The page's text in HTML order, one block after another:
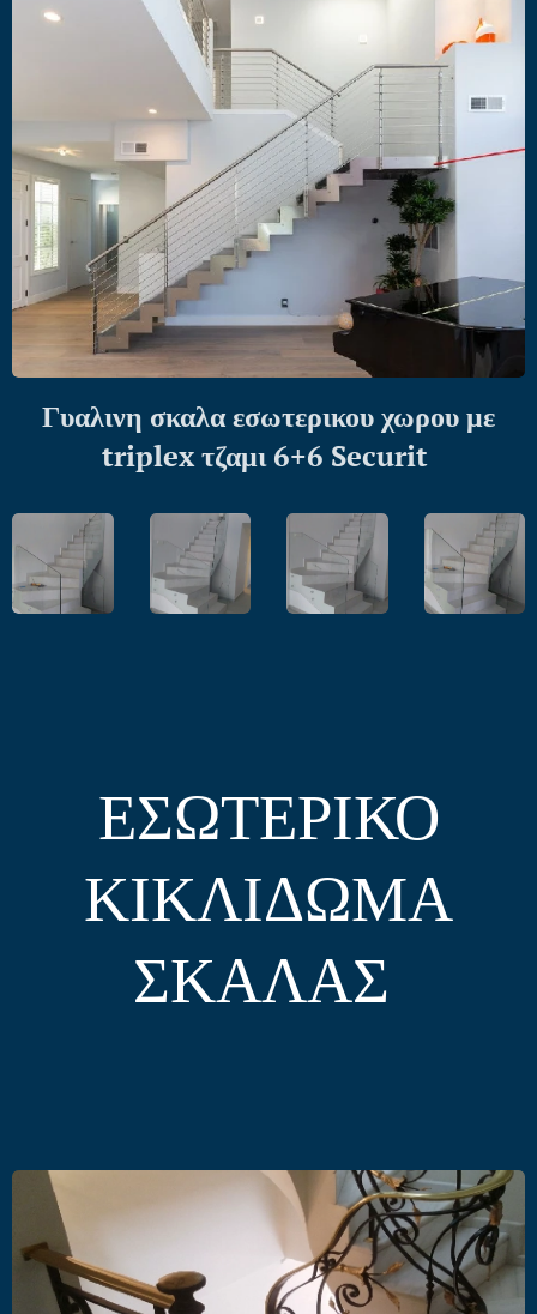
Γυαλινη σκαλα εσωτερικου χωρου με
triplex τζαμι 6+6 Securit
ΕΣΩΤΕΡΙΚΟ
ΚΙΚΛΙΔΩΜΑ
ΣΚΑΛΑΣ